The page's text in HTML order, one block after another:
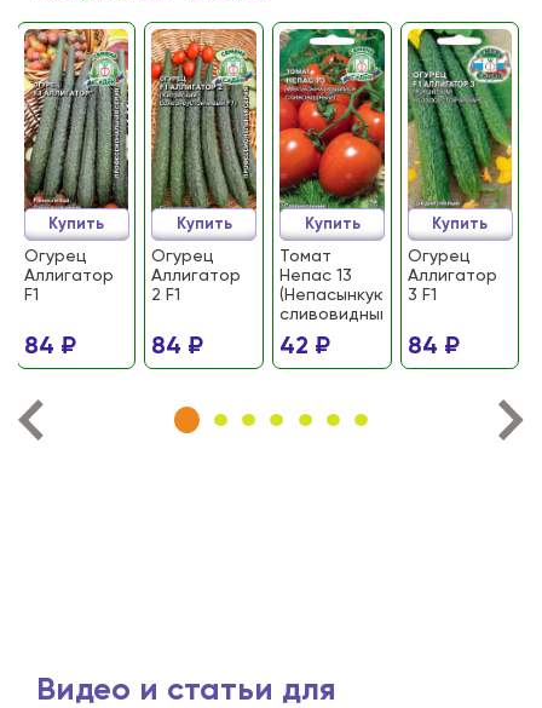
Огурец
Аллигатор
F1
84 ₽
Купить
Огурец
Аллигатор
2 F1
84 ₽
Купить
Томат
Непас 13
(Непасынкующийся
сливовидный)
42 ₽
Купить
Огурец
Аллигатор
3 F1
84 ₽
Купить
Видео и статьи для